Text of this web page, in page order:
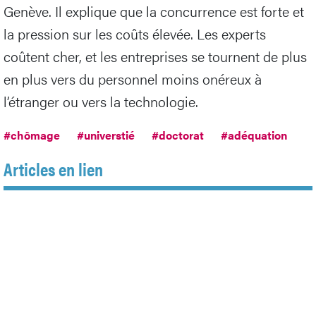
Genève. Il explique que la concurrence est forte et
la pression sur les coûts élevée. Les experts
coûtent cher, et les entreprises se tournent de plus
en plus vers du personnel moins onéreux à
l’étranger ou vers la technologie.
#chômage #universtié #doctorat #adéquation
Articles en lien